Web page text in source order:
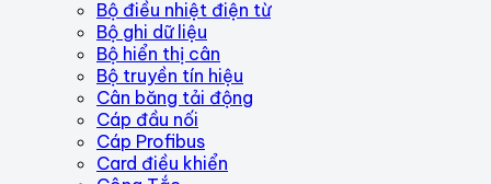
Bộ điều nhiệt điện từ
Bộ ghi dữ liệu
Bộ hiển thị cân
Bộ truyền tín hiệu
Cân băng tải động
Cáp đầu nối
Cáp Profibus
Card điều khiển